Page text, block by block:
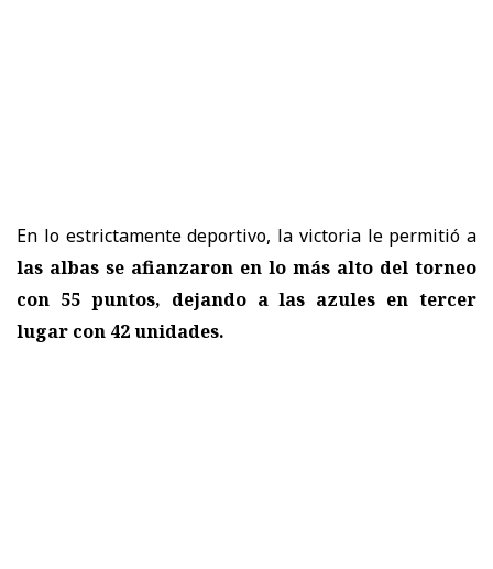
En lo estrictamente deportivo, la victoria le permitió a
las albas se afianzaron en lo más alto del torneo
con 55 puntos, dejando a las azules en tercer
lugar con 42 unidades.